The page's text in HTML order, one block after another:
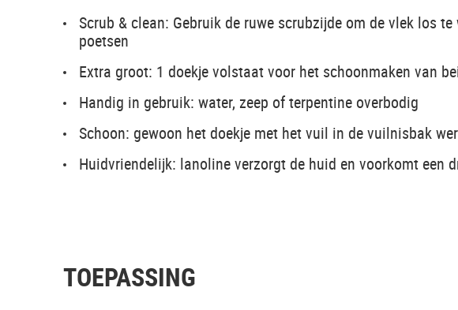
Scrub & clean: Gebruik de ruwe scrubzijde om de vlek los
poetsen
Extra groot: 1 doekje volstaat voor het schoonmaken van
Handig in gebruik: water, zeep of terpentine overbodig
Schoon: gewoon het doekje met het vuil in de vuilnisbak
Huidvriendelijk: lanoline verzorgt de huid en voorkomt een
TOEPASSING